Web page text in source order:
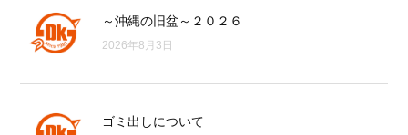
～沖縄の旧盆～２０２６
2026年8月3日
ゴミ出しについて